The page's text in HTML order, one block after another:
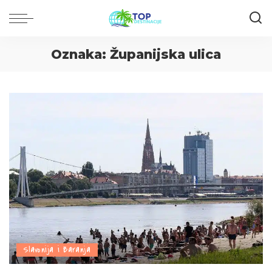
Oznaka: Županijska ulica
Slavonija i Baranja